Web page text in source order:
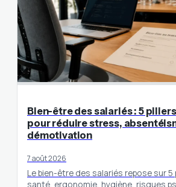
Bien-être des salariés : 5
pour réduire stress,
démotivation
7 août 2026
Le bien-être des salariés repose sur
santé, ergonomie, hygiène, risques